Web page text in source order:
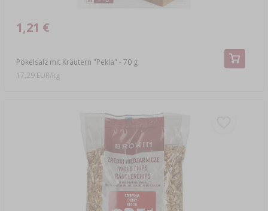
Pökelsalz mit Kräutern "Pekla" - 70 g
1,21 €
17,29 EUR/kg